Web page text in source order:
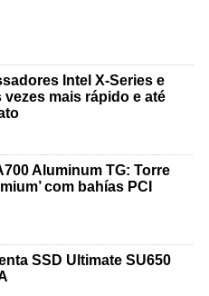
Intel X-Series e
vezes mais rápido e até
Aluminum TG: Torre
com bahías PCI
SSD Ultimate SU650